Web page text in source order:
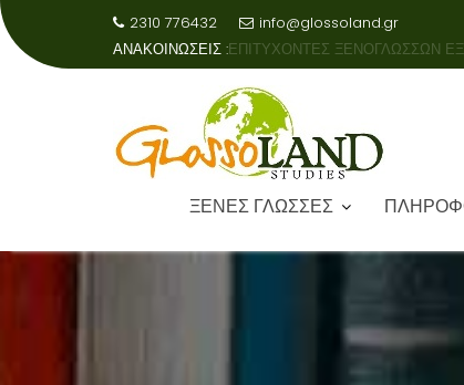
2310 776432
info@glossoland.gr
ΑΝΑΚΟΙΝΩΣΕΙΣ :ΑΠΟΤΕΛΕΣΜΑΤΑ ΕΞΕΤΑΣΕΩΝ
ΞΕΝΕΣ ΓΛΩΣΣΕΣ